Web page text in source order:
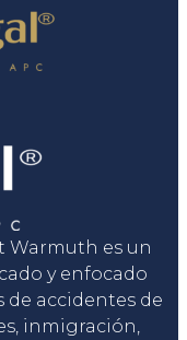
Warmuth es un
y enfocado
accidentes de
inmigración,